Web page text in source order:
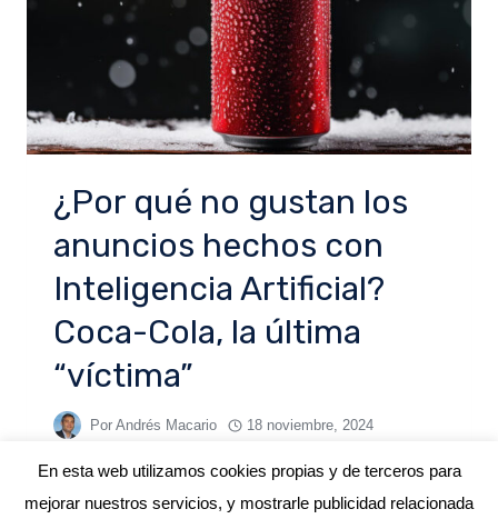
¿Por qué no gustan los
anuncios hechos con
Inteligencia Artificial?
Coca-Cola, la última
“víctima”
Por Andrés Macario 18 noviembre, 2024
En esta web utilizamos cookies propias y de terceros para
mejorar nuestros servicios, y mostrarle publicidad relacionada